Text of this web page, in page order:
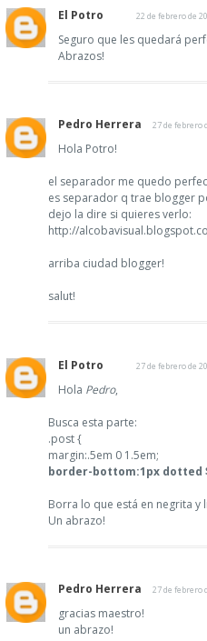
El Potro 22 de febrero de
Seguro que les quedará
Abrazos!
Pedro Herrera 27 de febrero
Hola Potro!
el separador me quedo
es separador q trae blogger
dejo la dire si quieres verlo:
http://
arriba ciudad blogger!
salut!
El Potro 27 de febrero de
Hola Pedro,
Busca esta parte:
.post {
margin:.5em 0 1.5em;
border-bottom:1px dotted
Borra lo que está en negrita y
Un abrazo!
Pedro Herrera 27 de febrero
gracias maestro!
un abrazo!